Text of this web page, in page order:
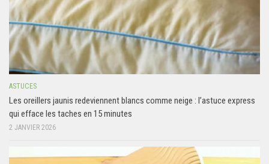
ASTUCES
Les oreillers jaunis redeviennent blancs comme neige : l’astuce express
qui efface les taches en 15 minutes
2 JANVIER 2026